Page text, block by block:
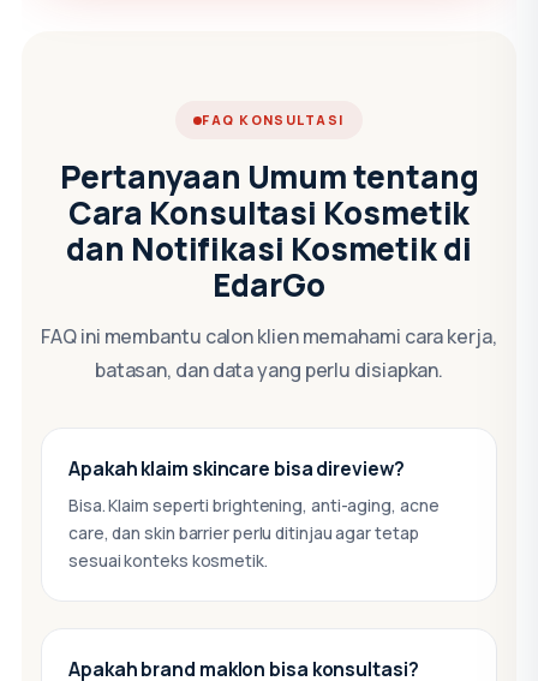
FAQ KONSULTASI
Pertanyaan Umum tentang
Cara Konsultasi Kosmetik
dan Notifikasi Kosmetik di
EdarGo
FAQ ini membantu calon klien memahami cara kerja,
batasan, dan data yang perlu disiapkan.
Apakah klaim skincare bisa direview?
Bisa. Klaim seperti brightening, anti-aging, acne
care, dan skin barrier perlu ditinjau agar tetap
sesuai konteks kosmetik.
Apakah brand maklon bisa konsultasi?